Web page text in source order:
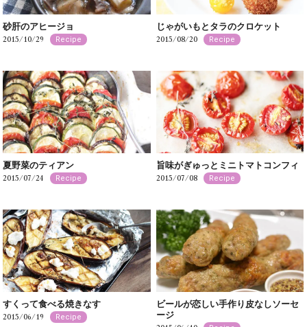
砂肝のアヒージョ
2015/10/29 Recipe
じゃがいもとタラのクロケット
2015/08/20 Recipe
夏野菜のティアン
2015/07/24 Recipe
旨味がぎゅっとミニトマトコンフィ
2015/07/08 Recipe
すくって食べる焼きなす
2015/06/19 Recipe
ビールが恋しい手作り皮なしソーセ
ージ